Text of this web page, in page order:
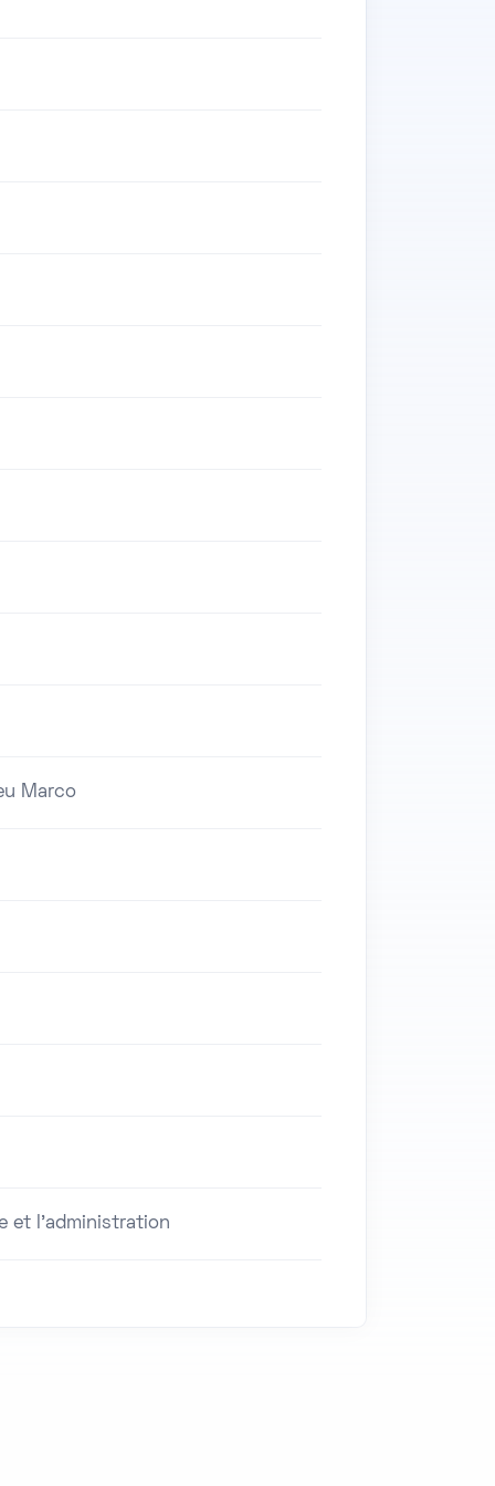
Marco
et l'administration